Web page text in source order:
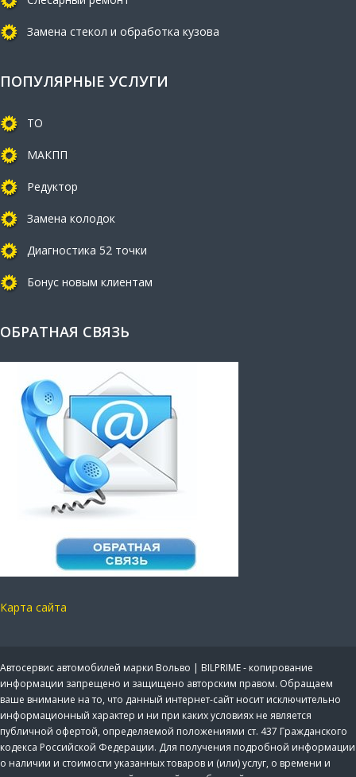
Замена стекол и обработка кузова
ПОПУЛЯРНЫЕ УСЛУГИ
ТО
МАКПП
Редуктор
Замена колодок
Диагностика 52 точки
Бонус новым клиентам
ОБРАТНАЯ СВЯЗЬ
Карта сайта
Автосервис автомобилей марки Вольво | BILPRIME - копирование
информации запрещено и защищено авторским правом. Обращаем
ваше внимание на то, что данный интернет-сайт носит исключительно
информационный характер и ни при каких условиях не является
публичной офертой, определяемой положениями ст. 437 Гражданского
кодекса Российской Федерации. Для получения подробной информации
о наличии и стоимости указанных товаров и (или) услуг, о времени и